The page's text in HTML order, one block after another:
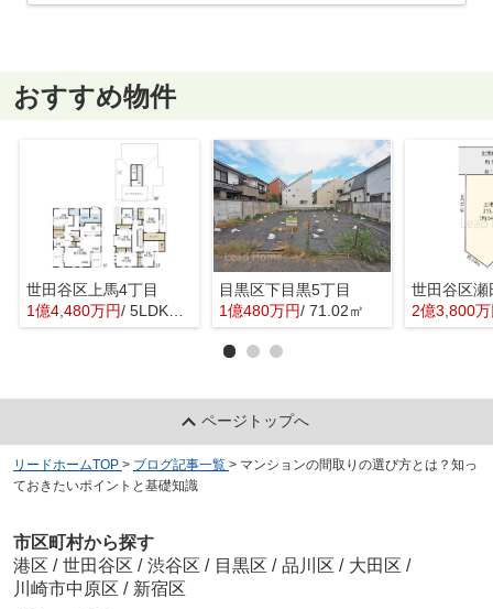
おすすめ物件
世田谷区上馬4丁目
1億4,480万円/ 5LDK＋1S(納戸)
目黒区下目黒5丁目
1億480万円/ 71.02㎡
世田谷区瀬
2億3,800
ページトップへ
リードホームTOP > ブログ記事一覧 > マンションの間取りの選び方とは？知っ
ておきたいポイントと基礎知識
市区町村から探す
港区 / 世田谷区 / 渋谷区 / 目黒区 / 品川区 / 大田区 /
川崎市中原区 / 新宿区